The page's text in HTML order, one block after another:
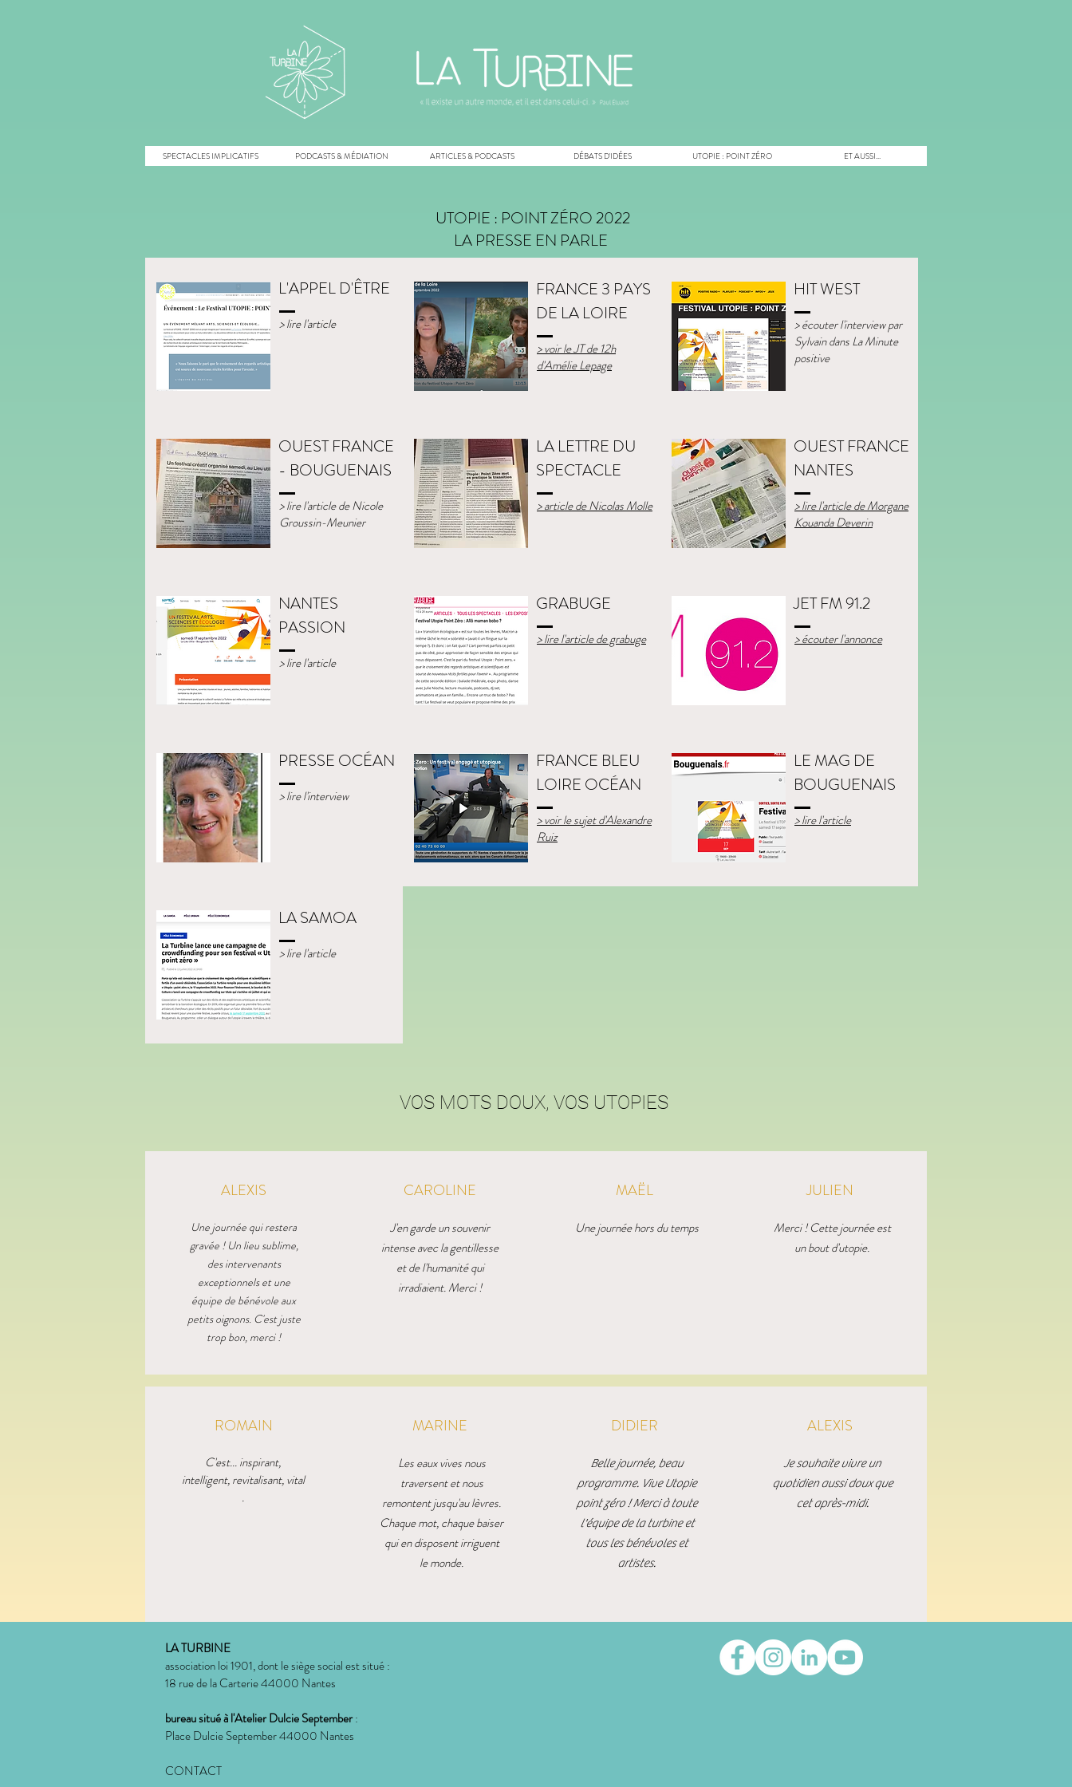
SPECTACLES IMPLICATIFS PODCASTS & MÉDIATION ARTICLES & PODCASTS DÉBATS D'IDÉES UTOPIE : POINT ZÉRO ET AUSSI...
UTOPIE : POINT ZÉRO 2022
LA PRESSE EN PARLE
L'APPEL D'ÊTRE
> lire l'article
OUEST FRANCE
- BOUGUENAIS
> lire l'article de Nicole
Groussin-Meunier
NANTES
PASSION
> lire l'article
PRESSE OCÉAN
> lire l'interview
LA SAMOA
> lire l'article
FRANCE 3 PAYS
DE LA LOIRE
> voir le JT de 12h
d'Amélie Lepage
LA LETTRE DU
SPECTACLE
> article de Nicolas Molle
GRABUGE
> lire l'article de grabuge
FRANCE BLEU
LOIRE OCÉAN
> voir le sujet d'Alexandre
Ruiz
HIT WEST
> écouter l'interview par
Sylvain dans La Minute
positive
OUEST FRANCE
NANTES
> lire l'article de Morgane
Kouanda Deverin
JET FM 91.2
> écouter l'annonce
LE MAG DE
BOUGUENAIS
> lire l'article
VOS MOTS DOUX, VOS UTOPIES
ALEXIS
Une journée qui restera
gravée ! Un lieu sublime,
des intervenants
exceptionnels et une
équipe de bénévole aux
petits oignons. C'est juste
trop bon, merci !
CAROLINE
J'en garde un souvenir
intense avec la gentillesse
et de l'humanité qui
irradiaient. Merci !
MAËL
Une journée hors du temps
JULIEN
Merci ! Cette journée est
un bout d'utopie.
ROMAIN
C'est... inspirant,
intelligent, revitalisant, vital
.
MARINE
Les eaux vives nous
traversent et nous
remontent jusqu'au lèvres.
Chaque mot, chaque baiser
qui en disposent irriguent
le monde.
DIDIER
Belle journée, beau
programme. Vive Utopie
point zéro ! Merci à toute
l'équipe de la turbine et
tous les bénévoles et
artistes.
ALEXIS
Je souhaite vivre un
quotidien aussi doux que
cet après-midi.
LA TURBINE
association loi 1901, dont le siège social est situé :
18 rue de la Carterie 44000 Nantes
bureau situé à l'Atelier Dulcie September:
Place Dulcie September 44000 Nantes
CONTACT